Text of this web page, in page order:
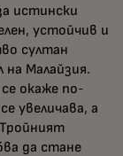
истински
устойчив и
султан
Малайзия.
окаже по-
увеличава, а
да стане